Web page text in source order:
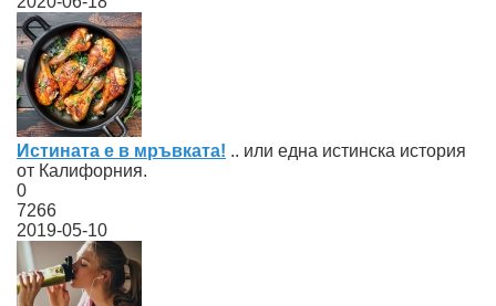
Истината е в мръвката! .. или една истинска история
от Калифорния.
0
7266
2019-05-10